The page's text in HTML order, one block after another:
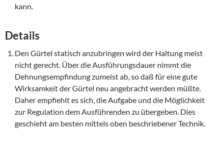
kann.
Details
Den Gürtel statisch anzubringen wird der Haltung meist
nicht gerecht. Über die Ausführungsdauer nimmt die
Dehnungsempfindung zumeist ab, so daß für eine gute
Wirksamkeit der Gürtel neu angebracht werden müßte.
Daher empfiehlt es sich, die Aufgabe und die Möglichkeit
zur Regulation dem Ausführenden zu übergeben. Dies
geschieht am besten mittels oben beschriebener Technik.